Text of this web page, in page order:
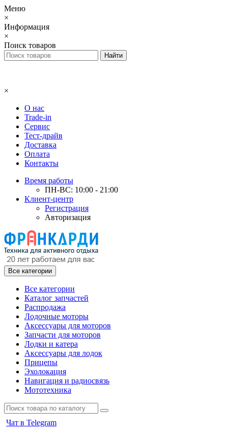
Меню
×
Информация
×
Поиск товаров
×
О нас
Trade-in
Сервис
Тест-драйв
Доставка
Оплата
Контакты
Время работы
ПН-ВС: 10:00 - 21:00
Клиент-центр
Регистрация
Авторизация
Все категории
Все категории
Каталог запчастей
Распродажа
Лодочные моторы
Аксессуары для моторов
Запчасти для моторов
Лодки и катера
Аксессуары для лодок
Прицепы
Эхолокация
Навигация и радиосвязь
Мототехника
Чат в Telegram